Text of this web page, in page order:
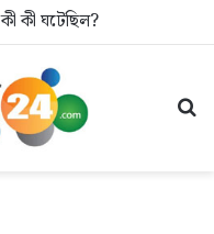
কী ঘটেছিল?